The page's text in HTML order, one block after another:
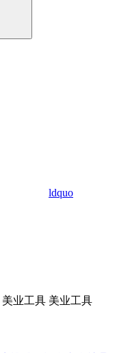
ldquo
美业工具 美业工具